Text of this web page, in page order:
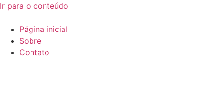
Ir para o conteúdo
Página inicial
Sobre
Contato